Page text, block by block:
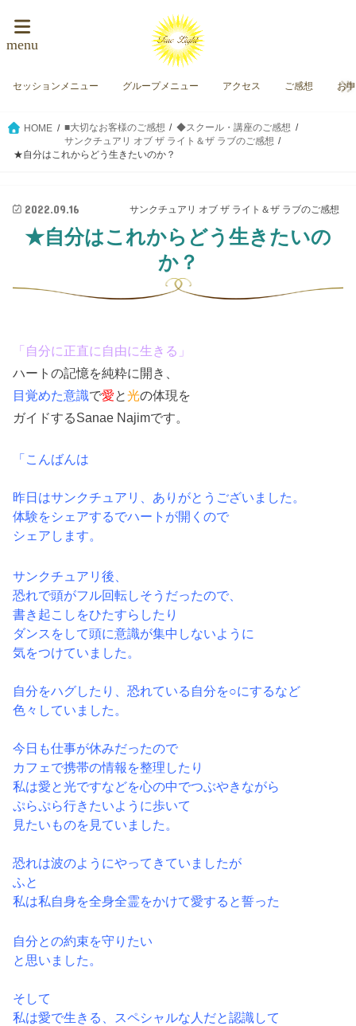
menu
セッションメニュー グループメニュー アクセス ご感想 お
HOME ■大切なお客様のご感想
◆スクール・講座のご感想
サンクチュアリ オブ ザ ライト＆ザ ラブのご感想
★自分はこれからどう生きたいのか？
サンクチュアリ オブ ザ ライト＆ザ ラブのご感想
2022.09.16
★自分はこれからどう生きたいの
か？
「自分に正直に自由に生きる」
ハートの記憶を純粋に開き、
目覚めた意識で愛と光の体現を
ガイドするSanae Najimです。
「こんばんは
昨日はサンクチュアリ、ありがとうございました。
体験をシェアするでハートが開くので
シェアします。
サンクチュアリ後、
恐れで頭がフル回転しそうだったので、
書き起こしをひたすらしたり
ダンスをして頭に意識が集中しないように
気をつけていました。
自分をハグしたり、恐れている自分を○にするなど
色々していました。
今日も仕事が休みだったので
カフェで携帯の情報を整理したり
私は愛と光ですなどを心の中でつぶやきながら
ぷらぷら行きたいように歩いて
見たいものを見ていました。
恐れは波のようにやってきていましたが
ふと
私は私自身を全身全霊をかけて愛すると誓った
自分との約束を守りたい
と思いました。
そして
私は愛で生きる、スペシャルな人だと認識して